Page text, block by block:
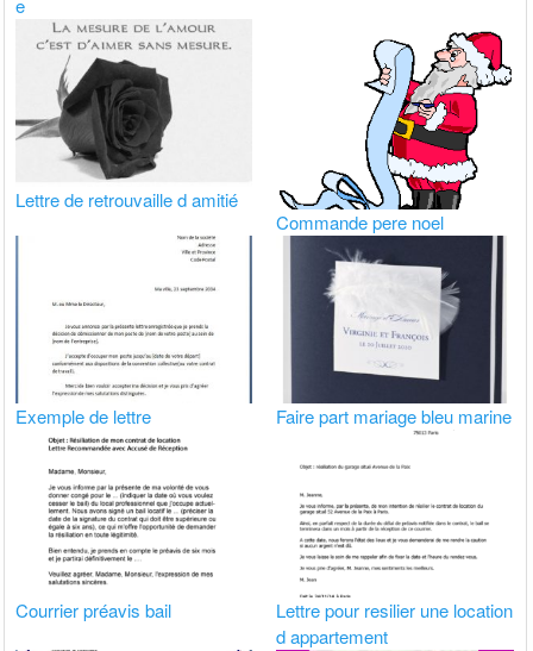
Lettre de retrouvaille d amitié
Commande pere noel
Exemple de lettre Faire part mariage bleu marine
Courrier préavis bail
Lettre pour resilier une location
d appartement